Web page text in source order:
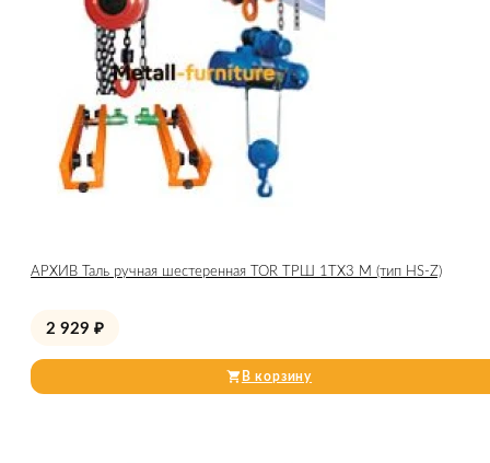
АРХИВ Таль ручная шестеренная TOR ТРШ 1ТХ3 М (тип HS-Z)
2 929 ₽
В корзину